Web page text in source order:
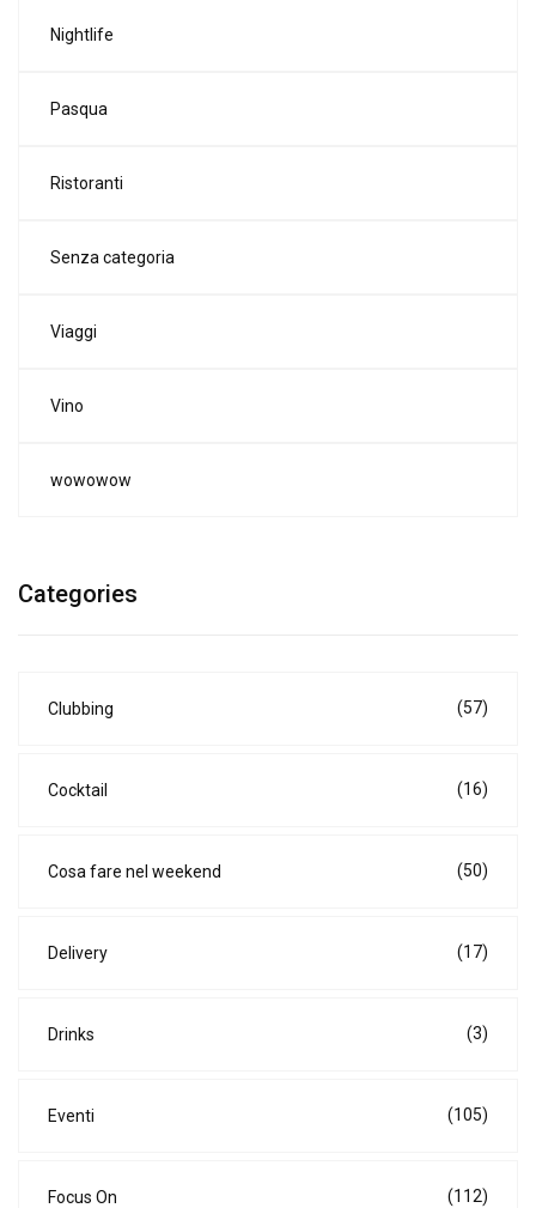
Nightlife
Pasqua
Ristoranti
Senza categoria
Viaggi
Vino
wowowow
Categories
Clubbing (57)
Cocktail (16)
Cosa fare nel weekend (50)
Delivery (17)
Drinks (3)
Eventi (105)
Focus On (112)